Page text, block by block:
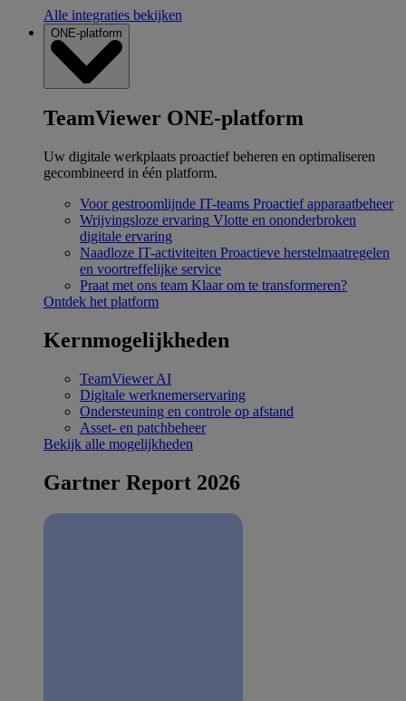
Alle integraties bekijken
ONE-platform
TeamViewer ONE-platform
Uw digitale werkplaats proactief beheren en optimaliseren
gecombineerd in één platform.
Voor gestroomlijnde IT-teams Proactief apparaatbeheer
Wrijvingsloze ervaring Vlotte en ononderbroken
digitale ervaring
Naadloze IT-activiteiten Proactieve herstelmaatregelen
en voortreffelijke service
Praat met ons team Klaar om te transformeren?
Ontdek het platform
Kernmogelijkheden
TeamViewer AI
Digitale werknemerservaring
Ondersteuning en controle op afstand
Asset- en patchbeheer
Bekijk alle mogelijkheden
Gartner Report 2026